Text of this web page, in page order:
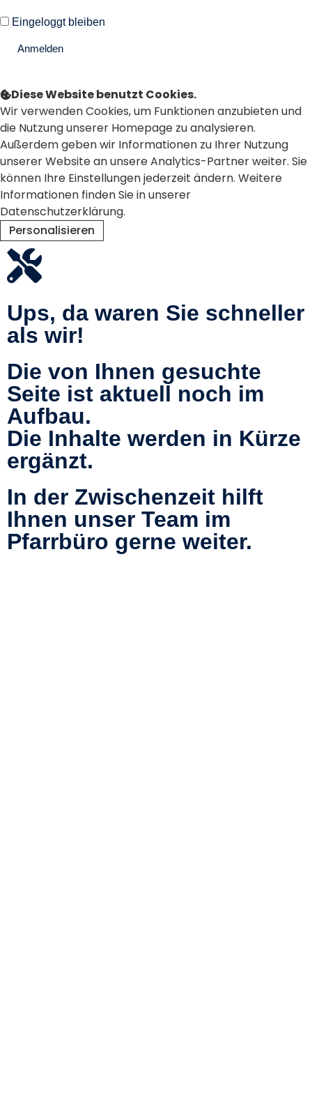
Eingeloggt bleiben
Anmelden
Diese Website benutzt Cookies.
Wir verwenden Cookies, um Funktionen anzubieten und
die Nutzung unserer Homepage zu analysieren.
Außerdem geben wir Informationen zu Ihrer Nutzung
unserer Website an unsere Analytics-Partner weiter. Sie
können Ihre Einstellungen jederzeit ändern. Weitere
Informationen finden Sie in unserer
Datenschutzerklärung.
Personalisieren
Ups, da waren Sie schneller
als wir!
Die von Ihnen gesuchte
Seite ist aktuell noch im
Aufbau.
Die Inhalte werden in Kürze
ergänzt.
In der Zwischenzeit hilft
Ihnen unser Team im
Pfarrbüro gerne weiter.